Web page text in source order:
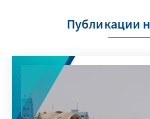
Публикации